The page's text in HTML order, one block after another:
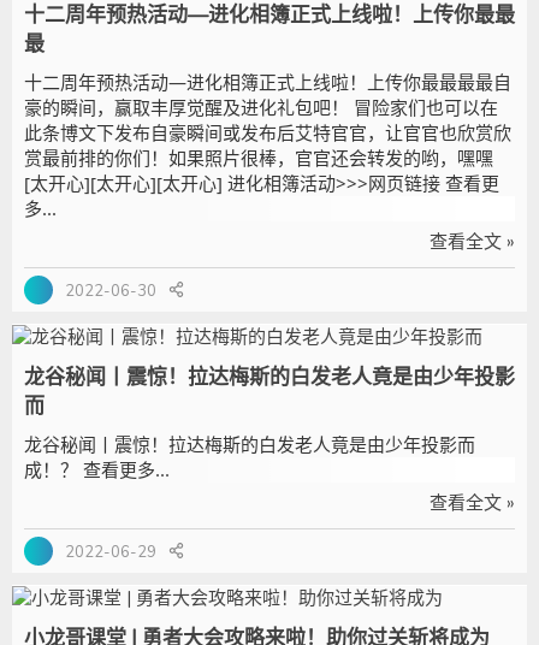
十二周年预热活动—进化相簿正式上线啦！上传你最最
最
十二周年预热活动—进化相簿正式上线啦！上传你最最最最自
豪的瞬间，赢取丰厚觉醒及进化礼包吧！ 冒险家们也可以在
此条博文下发布自豪瞬间或发布后艾特官官，让官官也欣赏欣
赏最前排的你们！如果照片很棒，官官还会转发的哟，嘿嘿
[太开心][太开心][太开心] 进化相簿活动>>>网页链接 查看更
多...
查看全文 »
2022-06-30
龙谷秘闻丨震惊！拉达梅斯的白发老人竟是由少年投影
而
龙谷秘闻丨震惊！拉达梅斯的白发老人竟是由少年投影而
成！？ 查看更多...
查看全文 »
2022-06-29
小龙哥课堂 | 勇者大会攻略来啦！助你过关斩将成为